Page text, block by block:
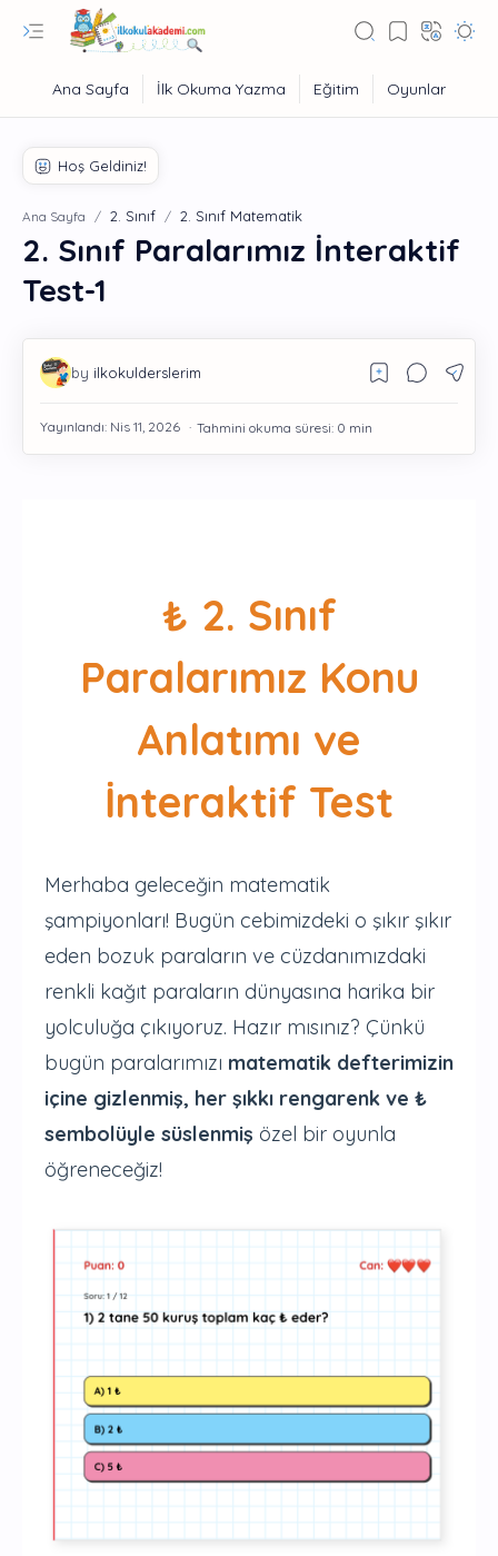
Ana Sayfa 2. Sınıf 2. Sınıf Matematik
2. Sınıf Paralarımız İnteraktif
Test-1
₺ 2. Sınıf
Paralarımız Konu
Anlatımı ve
İnteraktif Test
Merhaba geleceğin matematik
şampiyonları! Bugün cebimizdeki o şıkır şıkır
eden bozuk paraların ve cüzdanımızdaki
renkli kağıt paraların dünyasına harika bir
yolculuğa çıkıyoruz. Hazır mısınız? Çünkü
bugün paralarımızı matematik defterimizin
içine gizlenmiş, her şıkkı rengarenk ve ₺
sembolüyle süslenmiş özel bir oyunla
öğreneceğiz!